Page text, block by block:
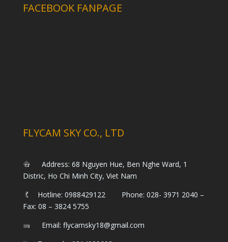
FACEBOOK FANPAGE
FLYCAM SKY CO., LTD
Address: 68 Nguyen Hue, Ben Nghe Ward, 1
Distric, Ho Chi Minh City, Viet Nam
Hotline: 0988429122 Phone: 028- 3971 2040 –
Fax: 08 – 3824 5755
Email: flycamsky18@gmail.com